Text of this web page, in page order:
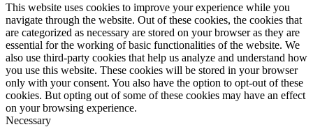
This website uses cookies to improve your experience while you
navigate through the website. Out of these cookies, the cookies that
are categorized as necessary are stored on your browser as they are
essential for the working of basic functionalities of the website. We
also use third-party cookies that help us analyze and understand how
you use this website. These cookies will be stored in your browser
only with your consent. You also have the option to opt-out of these
cookies. But opting out of some of these cookies may have an effect
on your browsing experience.
Necessary